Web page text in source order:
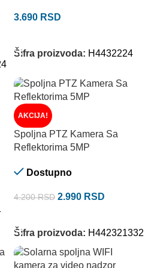
3.690 RSD
Šifra proizvoda: H4432224
AKCIJA!
Spoljna PTZ Kamera Sa
Reflektorima 5MP
Dostupno
4.200RSD 2.990 RSD
Šifra proizvoda: H442321332